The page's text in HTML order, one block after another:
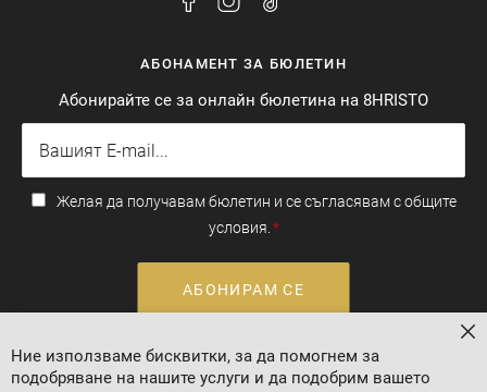
АБОНАМЕНТ ЗА БЮЛЕТИН
Абонирайте се за онлайн бюлетина на 8HRISTO
Желая да получавам бюлетин и се съгласявам с общите
условия.
АБОНИРАМ СЕ
Валутен курс: 1 EUR = 1.95583 BGN
Ние използваме бисквитки, за да помогнем за
подобряване на нашите услуги и да подобрим вашето